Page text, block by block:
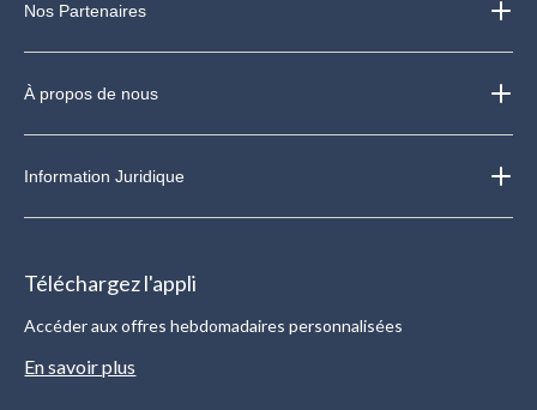
Nos Partenaires
À propos de nous
Information Juridique
Téléchargez l'appli
Accéder aux offres hebdomadaires personnalisées
En savoir plus